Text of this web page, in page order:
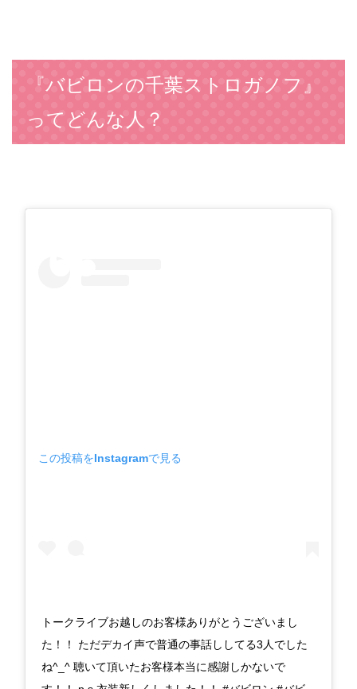
『バビロンの千葉ストロガノフ』
ってどんな人？
この投稿をInstagramで見る
トークライブお越しのお客様ありがとうございまし
た！！ ただデカイ声で普通の事話ししてる3人でした
ね^_^ 聴いて頂いたお客様本当に感謝しかないで